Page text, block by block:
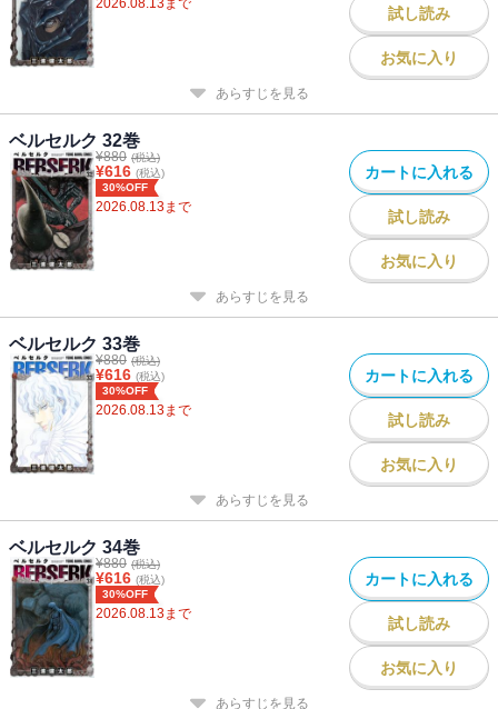
2026.08.13まで
試し読み
お気に入り
あらすじを見る
ベルセルク 32巻
¥880 (税込)
¥616 (税込)
30%OFF
2026.08.13まで
カートに入れる
試し読み
お気に入り
あらすじを見る
ベルセルク 33巻
¥880 (税込)
¥616 (税込)
30%OFF
2026.08.13まで
カートに入れる
試し読み
お気に入り
あらすじを見る
ベルセルク 34巻
¥880 (税込)
¥616 (税込)
30%OFF
2026.08.13まで
カートに入れる
試し読み
お気に入り
あらすじを見る